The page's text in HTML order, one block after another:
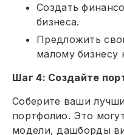
Создать
бизнеса.
Предложить
малому бизнесу
Шаг 4: Создайте
Соберите ваши
портфолио. Это
модели, дашборды